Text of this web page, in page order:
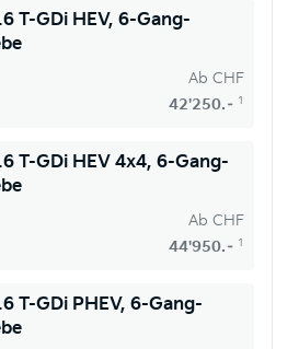
T-GDi HEV, 6-Gang-
Ab CHF
42'250.– 1
T-GDi HEV 4x4, 6-Gang-
Ab CHF
44'950.– 1
T-GDi PHEV, 6-Gang-